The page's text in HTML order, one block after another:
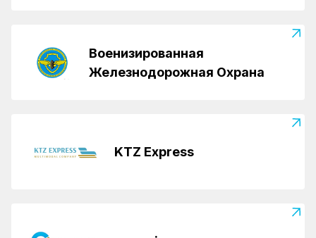
Военизированная
Железнодорожная Охрана
KTZ Express